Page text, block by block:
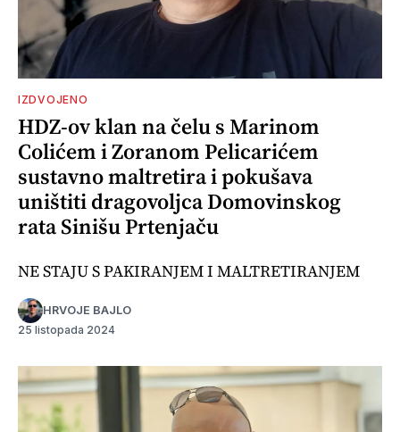
IZDVOJENO
HDZ-ov klan na čelu s Marinom
Colićem i Zoranom Pelicarićem
sustavno maltretira i pokušava
uništiti dragovoljca Domovinskog
rata Sinišu Prtenjaču
NE STAJU S PAKIRANJEM I MALTRETIRANJEM
HRVOJE BAJLO
25 listopada 2024